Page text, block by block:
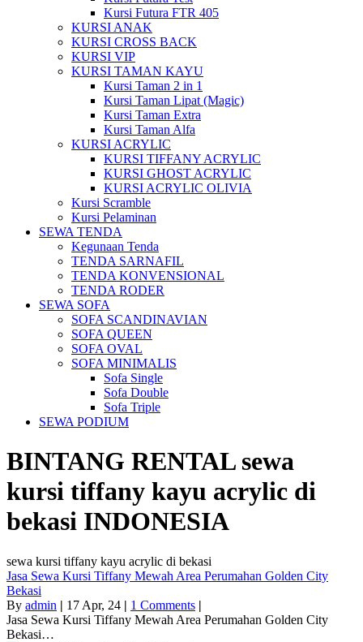
Kursi Futura FTR 405
KURSI ANAK
KURSI CROSS BACK
KURSI VIP
KURSI TAMAN KAYU
Kursi Taman 2 in 1
Kursi Taman Lipat (Magic)
Kursi Taman Extra
Kursi Taman Alfa
KURSI ACRYLIC
KURSI TIFFANY ACRYLIC
KURSI GHOST ACRYLIC
KURSI ACRYLIC OLIVIA
Kursi Scramble
Kursi Pelaminan
SEWA TENDA
Kegunaan Tenda
TENDA SARNAFIL
TENDA KONVENSIONAL
TENDA RODER
SEWA SOFA
SOFA SCANDINAVIAN
SOFA QUEEN
SOFA OVAL
SOFA MINIMALIS
Sofa Single
Sofa Double
Sofa Triple
SEWA PODIUM
BINTANG RENTAL sewa
kursi tiffany kayu acrylic di
bekasi INDONESIA
sewa kursi tiffany kayu acrylic di bekasi
Jasa Sewa Kursi Tiffany Mewah Area Perumahan Golden City
Bekasi
By admin | 17 Apr, 24 | 1 Comments |
Jasa Sewa Kursi Tiffany Mewah Area Perumahan Golden City
Bekasi…